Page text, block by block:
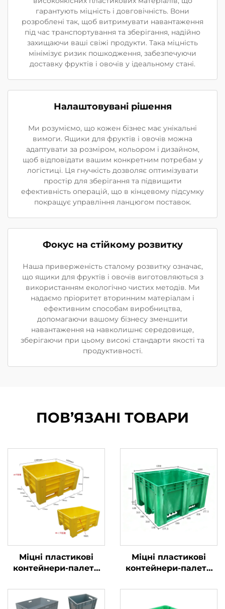
гарантують міцність і довговічність. Вони
розроблені так, щоб витримувати навантаження
під час транспортування та зберігання, надійно
захищаючи ваші свіжі продукти. Така міцність
мінімізує ризик пошкодження, забезпечуючи
доставку фруктів і овочів у ідеальному стані.
Налаштовувані рішення
Ми розуміємо, що кожен бізнес має унікальні
вимоги. Ящики для фруктів і овочів можна
адаптувати за розміром, кольором і дизайном,
щоб відповідати вашим конкретним потребам у
логістиці. Ця гнучкість дозволяє оптимізувати
простір для зберігання та підвищити
ефективність операцій, що в кінцевому підсумку
покращує управління ланцюгом поставок.
Фокус на стійкому розвитку
Наша приверженість сталому розвитку означає,
що ящики для фруктів і овочів виготовляються з
використанням екологічно чистих методів. Ми
надаємо пріоритет вторинним матеріалам і
ефективним способам виробництва,
допомагаючи вашому бізнесу зменшити
навантаження на навколишнє середовище,
зберігаючи при цьому високі стандарти якості та
продуктивності.
ПОВ’ЯЗАНІ ТОВАРИ
Міцні пластикові
контейнери-палети
логістики та
зберігання.
Міцні пластикові
контейнери-палети
логістики та